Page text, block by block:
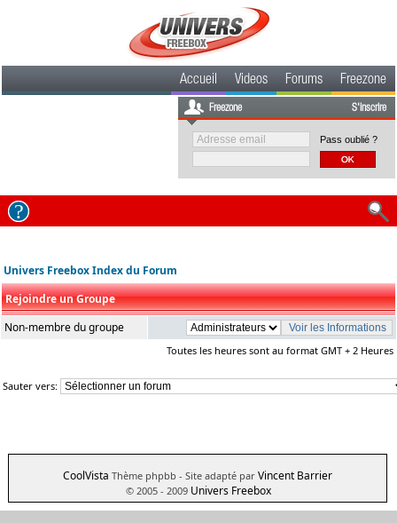
Accueil Videos Forums Freezone
Freezone S'inscrire
Pass oublié ?
Univers Freebox Index du Forum
Rejoindre un Groupe
Non-membre du groupe
Toutes les heures sont au format GMT + 2 Heures
Sauter vers:
CoolVista Thème phpbb - Site adapté par Vincent Barrier
© 2005 - 2009 Univers Freebox